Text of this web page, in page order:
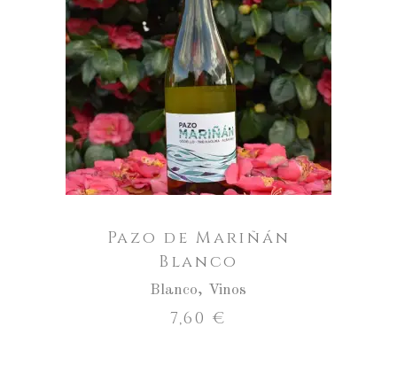
Pazo
de
Mariñán
cantidad
AÑADIR AL CARRITO
Pazo de Mariñán
Blanco
Blanco, Vinos
7,60€